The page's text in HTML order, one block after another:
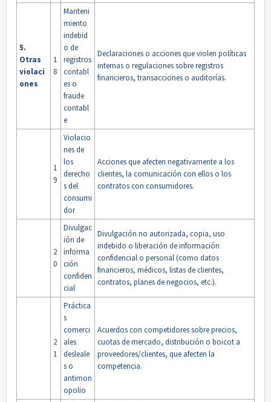
5.
Otras
violaci
ones
1
8
Manteni
miento
indebid
o de
registros
contabl
es o
fraude
contabl
e
Declaraciones o acciones que violen políticas
internas o regulaciones sobre registros
financieros, transacciones o auditorías.
1
9
Violacio
nes de
los
derecho
s del
consumi
dor
Acciones que afecten negativamente a los
clientes, la comunicación con ellos o los
contratos con consumidores.
2
0
Divulgac
ión de
informa
ción
confiden
cial
Divulgación no autorizada, copia, uso
indebido o liberación de información
confidencial o personal (como datos
financieros, médicos, listas de clientes,
contratos, planes de negocios, etc.).
2
1
Práctica
s
comerci
ales
desleale
s o
antimon
opolio
Acuerdos con competidores sobre precios,
cuotas de mercado, distribución o boicot a
proveedores/clientes, que afecten la
competencia.